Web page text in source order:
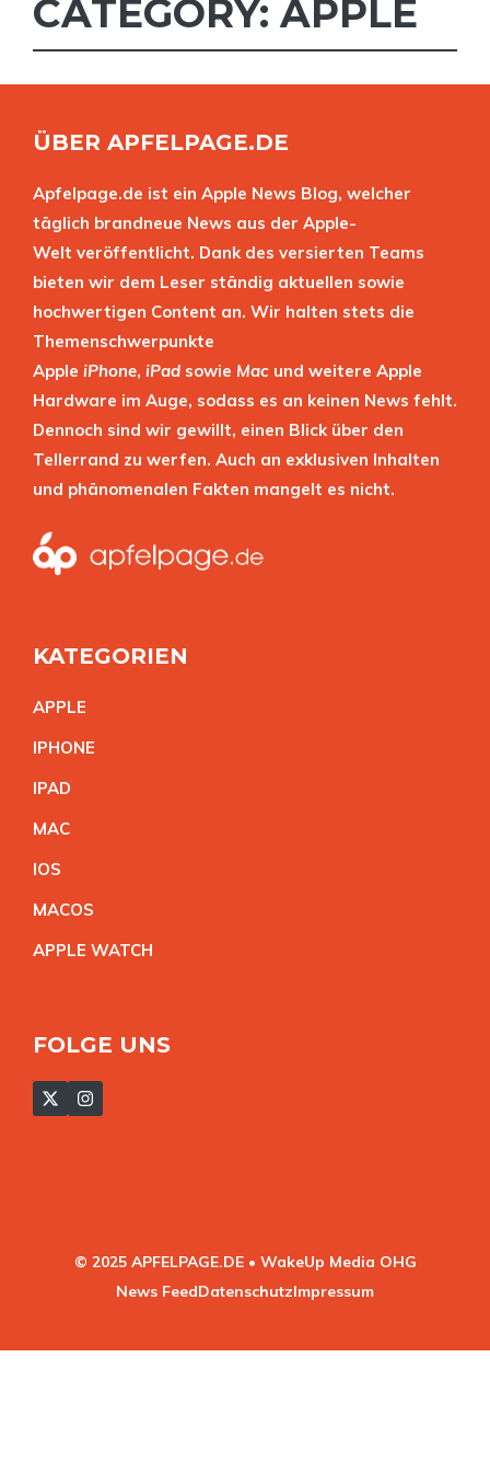
CATEGORY: APPLE
ÜBER APFELPAGE.DE
Apfelpage.de ist ein Apple News Blog, welcher
täglich brandneue News aus der Apple-
Welt veröffentlicht. Dank des versierten Teams
bieten wir dem Leser ständig aktuellen sowie
hochwertigen Content an. Wir halten stets die
Themenschwerpunkte
Apple iPhone, iPad sowie Mac und weitere Apple
Hardware im Auge, sodass es an keinen News fehlt.
Dennoch sind wir gewillt, einen Blick über den
Tellerrand zu werfen. Auch an exklusiven Inhalten
und phänomenalen Fakten mangelt es nicht.
KATEGORIEN
APPLE
IPHONE
IPAD
MAC
IOS
MACOS
APPLE WATCH
FOLGE UNS
© 2025 APFELPAGE.DE • WakeUp Media OHG
News FeedDatenschutzImpressum